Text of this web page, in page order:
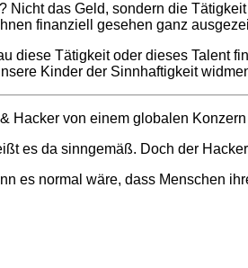
das Geld, sondern die
finanziell gesehen ganz
diese Tätigkeit oder dieses Talent
Kinder der Sinnhaftigkeit
Hacker von einem globalen
es da sinngemäß. Doch der
es normal wäre, dass Menschen